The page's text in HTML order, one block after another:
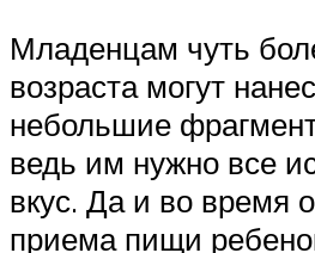
Младенцам чуть
возраста могут
небольшие
ведь им нужно все
вкус. Да и во время
приема пищи